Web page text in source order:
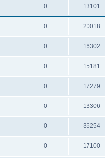
0 13101
0 20018
0 16302
0 15181
0 17279
0 13306
0 36254
0 17100